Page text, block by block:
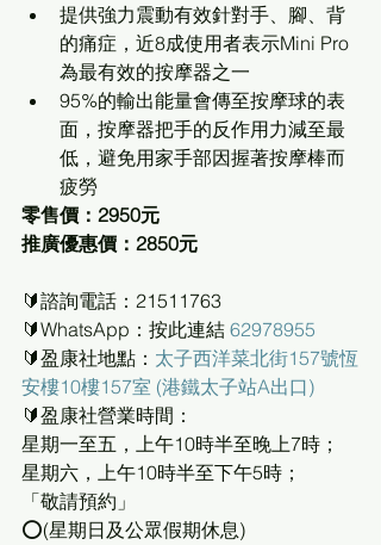
提供強力震動有效針對手、腳、背
的痛症，近8成使用者表示Mini Pro
為最有效的按摩器之一
95%的輸出能量會傳至按摩球的表
面，按摩器把手的反作用力減至最
低，避免用家手部因握著按摩棒而
疲勞
零售價：2950元
推廣優惠價：2850元
🔰諮詢電話：21511763
🔰WhatsApp：按此連結 62978955
🔰盈康社地點： 太子西洋菜北街157號恆
安樓10樓157室 (港鐵太子站A出口)
🔰盈康社營業時間：
星期一至五，上午10時半至晚上7時；
星期六，上午10時半至下午5時；
「敬請預約」
⭕(星期日及公眾假期休息)